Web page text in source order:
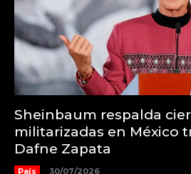
Sheinbaum respalda
militarizadas en México
Dafne Zapata
País 30/07/2026